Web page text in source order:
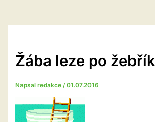
Žába leze po
Napsalredakce/01.07.2016